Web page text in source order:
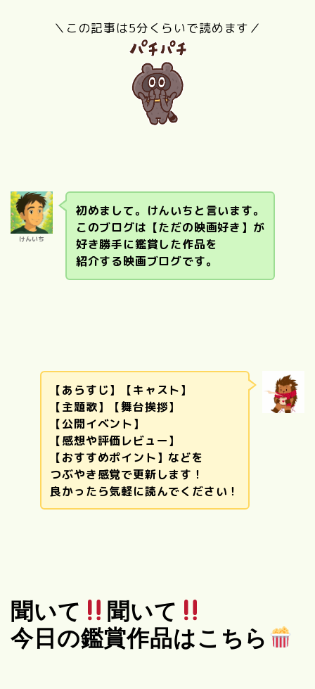
＼この記事は5分くらいで読めます／
けんいち
初めまして。けんいちと言います。
このブログは【ただの映画好き】が
好き勝手に鑑賞した作品を
紹介する映画ブログです。
【あらすじ】【キャスト】
【主題歌】【舞台挨拶】
【公開イベント】
【感想や評価レビュー】
【おすすめポイント】などを
つぶやき感覚で更新します！
良かったら気軽に読んでください！
聞いて
聞いて
今日の鑑賞作品はこちら